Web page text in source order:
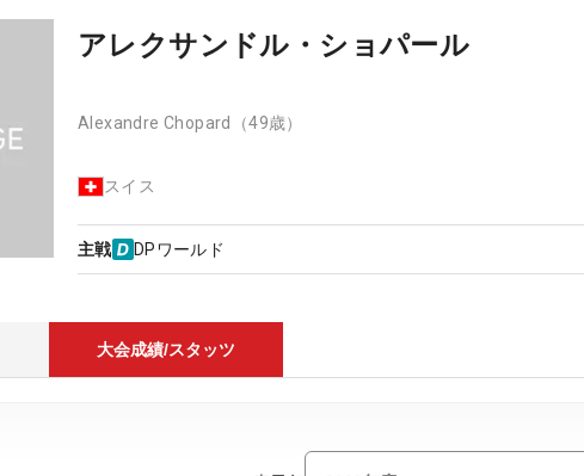
アレクサンドル・ショパール
Alexandre Chopard （49歳）
スイス
主戦 DPワールド
大会成績/スタッツ